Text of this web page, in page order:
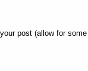
post (allow for some